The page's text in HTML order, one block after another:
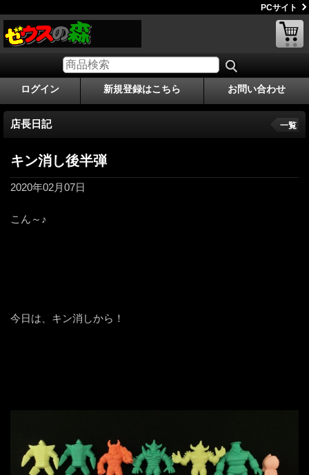
PCサイト
ログイン 新規登録はこちら お問い合わせ
店長日記 一覧
キン消し後半弾
2020年02月07日
こん～♪
今日は、キン消しから！